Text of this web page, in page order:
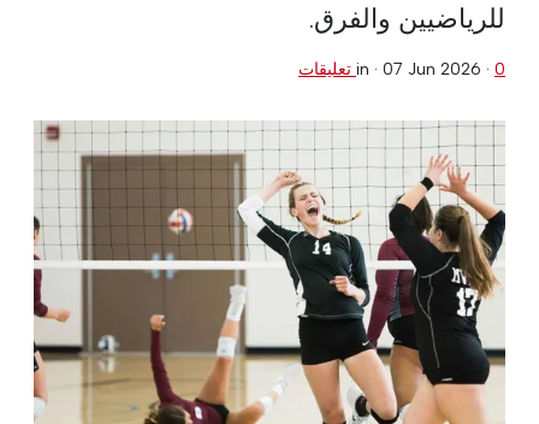
للرياضيين والفرق.
in · 07 Jun 2026 · 0 تعليقات